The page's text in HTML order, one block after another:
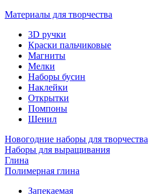
Материалы для творчества
3D ручки
Краски пальчиковые
Магниты
Мелки
Наборы бусин
Наклейки
Открытки
Помпоны
Шенил
Новогодние наборы для творчества
Наборы для выращивания
Глина
Полимерная глина
Запекаемая